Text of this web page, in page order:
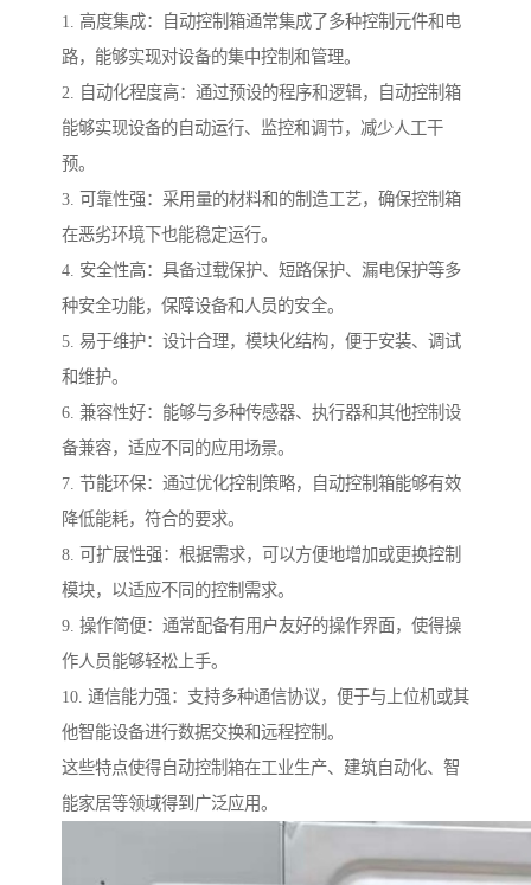
1. 高度集成：自动控制箱通常集成了多种控制元件和电
路，能够实现对设备的集中控制和管理。
2. 自动化程度高：通过预设的程序和逻辑，自动控制箱
能够实现设备的自动运行、监控和调节，减少人工干
预。
3. 可靠性强：采用量的材料和的制造工艺，确保控制箱
在恶劣环境下也能稳定运行。
4. 安全性高：具备过载保护、短路保护、漏电保护等多
种安全功能，保障设备和人员的安全。
5. 易于维护：设计合理，模块化结构，便于安装、调试
和维护。
6. 兼容性好：能够与多种传感器、执行器和其他控制设
备兼容，适应不同的应用场景。
7. 节能环保：通过优化控制策略，自动控制箱能够有效
降低能耗，符合的要求。
8. 可扩展性强：根据需求，可以方便地增加或更换控制
模块，以适应不同的控制需求。
9. 操作简便：通常配备有用户友好的操作界面，使得操
作人员能够轻松上手。
10. 通信能力强：支持多种通信协议，便于与上位机或其
他智能设备进行数据交换和远程控制。
这些特点使得自动控制箱在工业生产、建筑自动化、智
能家居等领域得到广泛应用。